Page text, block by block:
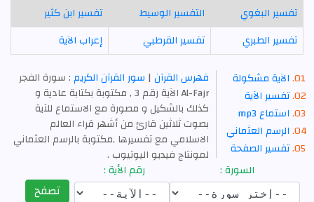
تفسير البغوي
التفسير الوسيط
تفسير ابن كثير
تفسير الطبري
تفسير القرطبي إعراب الآية
الآية مشكولة
تفسير الآية
استماع mp3
الرسم العثماني
تفسير الصفحة
فهرس القرآن | سور القرآن الكريم: سورة الفجر
Al-Fajr الآية رقم 3 , مكتوبة بكتابة عادية و
كذلك بالشكيل و مصورة مع الاستماع للآية
بصوت ثلاثين قارئ من أشهر قراء العالم
الاسلامي مع تفسيرها ,مكتوبة بالرسم العثماني
لمونتاج فيديو اليوتيوب .
السورة :
رقم الأية :
تصفح